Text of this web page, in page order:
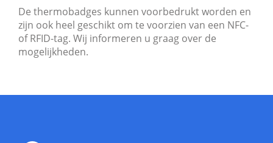
De thermobadges kunnen voorbedrukt worden en
zijn ook heel geschikt om te voorzien van een NFC-
of RFID-tag. Wij informeren u graag over de
mogelijkheden.